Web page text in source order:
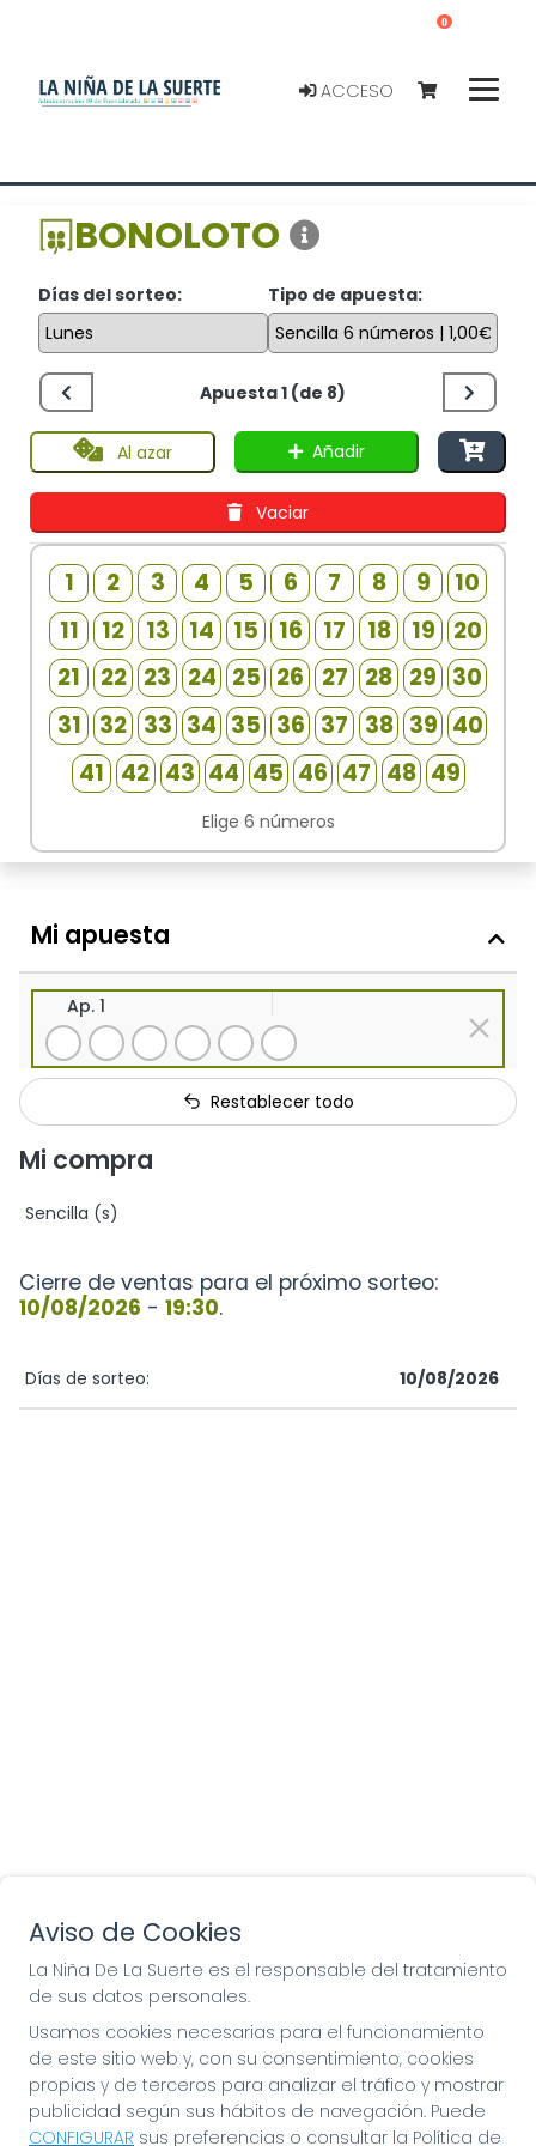
ACCESO
0
BONOLOTO
Días del sorteo: Tipo de apuesta:
Apuesta 1 (de 8)
Vaciar
Al azar Añadir
1 2 3 4 5 6 7 8 9
10
11
12 13 14 15 16 17 18 19
20
21
22 23 24 25 26 27 28 29 30
31
32 33 34 35 36 37 38 39 40
41 42 43 44 45 46 47 48 49
Elige 6 números
Mi apuesta
Ap. 1
Restablecer todo
Mi compra
Sencilla (s)
Cierre de ventas para el próximo sorteo:
10/08/2026 - 19:30.
Días de sorteo: 10/08/2026
LA NIÑA DE LA SUERTE
Aviso de Cookies
La Niña De La Suerte es el responsable del tratamiento
de sus datos personales.
Usamos cookies necesarias para el funcionamiento
de este sitio web y, con su consentimiento, cookies
propias y de terceros para analizar el tráfico y mostrar
publicidad según sus hábitos de navegación. Puede
CONFIGURAR sus preferencias o consultar la Política de